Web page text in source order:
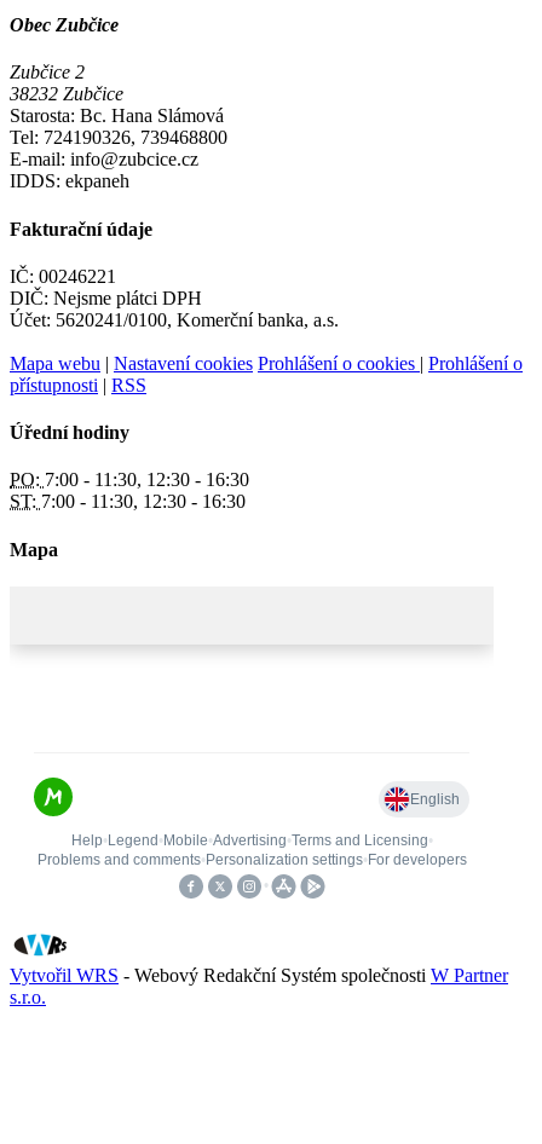
Obec Zubčice
Zubčice 2
38232 Zubčice
Starosta: Bc. Hana Slámová
Tel: 724190326, 739468800
E-mail: info@zubcice.cz
IDDS: ekpaneh
Fakturační údaje
IČ: 00246221
DIČ: Nejsme plátci DPH
Účet: 5620241/0100, Komerční banka, a.s.
Mapa webu | Nastavení cookies Prohlášení o cookies | Prohlášení o
přístupnosti | RSS
Úřední hodiny
PO: 7:00 - 11:30, 12:30 - 16:30
ST: 7:00 - 11:30, 12:30 - 16:30
Mapa
Vytvořil WRS - Webový Redakční Systém společnosti W Partner
s.r.o.